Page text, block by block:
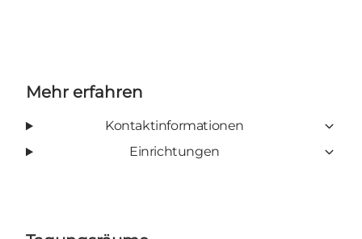
Mehr erfahren
Kontaktinformationen
Einrichtungen